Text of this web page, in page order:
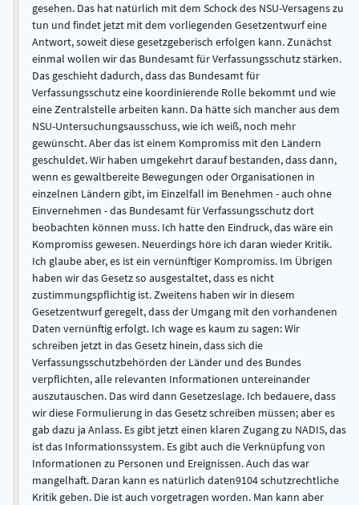
gesehen. Das hat natürlich mit dem Schock des NSU-Versagens zu
tun und findet jetzt mit dem vorliegenden Gesetzentwurf eine
Antwort, soweit diese gesetzgeberisch erfolgen kann. Zunächst
einmal wollen wir das Bundesamt für Verfassungsschutz stärken.
Das geschieht dadurch, dass das Bundesamt für
Verfassungsschutz eine koordinierende Rolle bekommt und wie
eine Zentralstelle arbeiten kann. Da hätte sich mancher aus dem
NSU-Untersuchungsausschuss, wie ich weiß, noch mehr
gewünscht. Aber das ist einem Kompromiss mit den Ländern
geschuldet. Wir haben umgekehrt darauf bestanden, dass dann,
wenn es gewaltbereite Bewegungen oder Organisationen in
einzelnen Ländern gibt, im Einzelfall im Benehmen - auch ohne
Einvernehmen - das Bundesamt für Verfassungsschutz dort
beobachten können muss. Ich hatte den Eindruck, das wäre ein
Kompromiss gewesen. Neuerdings höre ich daran wieder Kritik.
Ich glaube aber, es ist ein vernünftiger Kompromiss. Im Übrigen
haben wir das Gesetz so ausgestaltet, dass es nicht
zustimmungspflichtig ist. Zweitens haben wir in diesem
Gesetzentwurf geregelt, dass der Umgang mit den vorhandenen
Daten vernünftig erfolgt. Ich wage es kaum zu sagen: Wir
schreiben jetzt in das Gesetz hinein, dass sich die
Verfassungsschutzbehörden der Länder und des Bundes
verpflichten, alle relevanten Informationen untereinander
auszutauschen. Das wird dann Gesetzeslage. Ich bedauere, dass
wir diese Formulierung in das Gesetz schreiben müssen; aber es
gab dazu ja Anlass. Es gibt jetzt einen klaren Zugang zu NADIS, das
ist das Informationssystem. Es gibt auch die Verknüpfung von
Informationen zu Personen und Ereignissen. Auch das war
mangelhaft. Daran kann es natürlich daten9104 schutzrechtliche
Kritik geben. Die ist auch vorgetragen worden. Man kann aber